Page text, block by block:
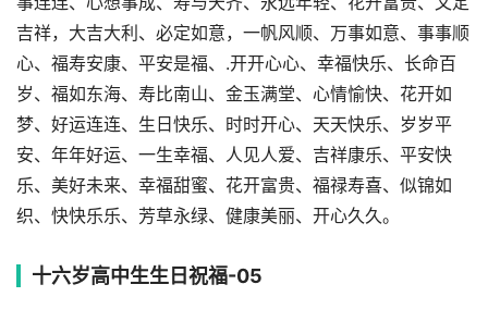
吉祥，大吉大利、必定如意，一帆风顺、万事如意、事事顺
心、福寿安康、平安是福、.开开心心、幸福快乐、长命百
岁、福如东海、寿比南山、金玉满堂、心情愉快、花开如
梦、好运连连、生日快乐、时时开心、天天快乐、岁岁平
安、年年好运、一生幸福、人见人爱、吉祥康乐、平安快
乐、美好未来、幸福甜蜜、花开富贵、福禄寿喜、似锦如
织、快快乐乐、芳草永绿、健康美丽、开心久久。
十六岁高中生生日祝福-05